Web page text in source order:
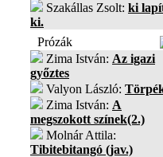
Szakállas Zsolt: ki
ki.
Prózák
Zima István: Az igazi
győztes
Valyon László:
Zima István: A
megszokott színek(2.)
Molnár Attila:
Tibitebitangó (jav.)